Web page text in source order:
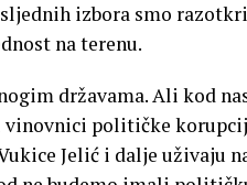
izbora smo
na terenu.
državama. Ali kod
političke
Jelić i dalje uživaju